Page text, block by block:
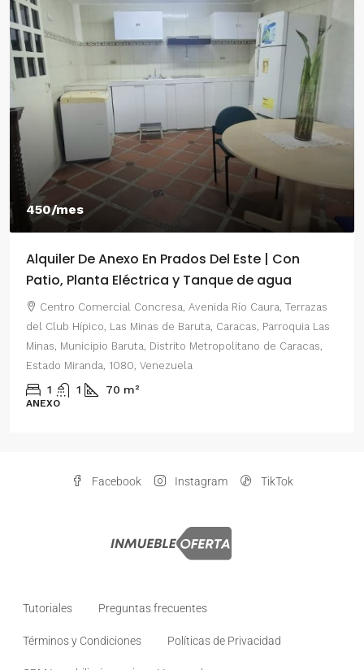
450/mes
Alquiler De Anexo En Prados Del Este | Con
Patio, Planta Eléctrica y Tanque de agua
Centro Comercial Concresa, Avenida Río Caura, Terrazas
del Club Hípico, Las Minas de Baruta, Caracas, Parroquia Las
Minas, Municipio Baruta, Distrito Metropolitano de Caracas,
Estado Miranda, 1080, Venezuela
1 1 70 m²
ANEXO
Facebook Instagram TikTok
Tutoriales Preguntas frecuentes
Términos y Condiciones Políticas de Privacidad